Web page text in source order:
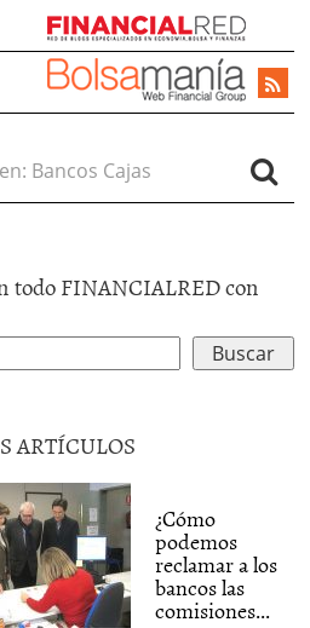
todo FINANCIALRED con
ARTÍCULOS
¿Cómo
podemos
reclamar a los
bancos las
comisiones...